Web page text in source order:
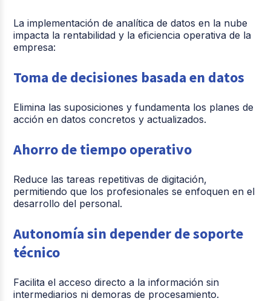
La implementación de analítica de datos en la nube
impacta la rentabilidad y la eficiencia operativa de la
empresa:
Toma de decisiones basada en datos
Elimina las suposiciones y fundamenta los planes de
acción en datos concretos y actualizados.
Ahorro de tiempo operativo
Reduce las tareas repetitivas de digitación,
permitiendo que los profesionales se enfoquen en el
desarrollo del personal.
Autonomía sin depender de soporte
técnico
Facilita el acceso directo a la información sin
intermediarios ni demoras de procesamiento.